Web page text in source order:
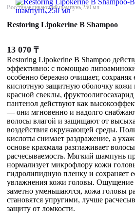
Восстанавливающий шампунь,250 мл
Restoring Lipokerine B Shampoo
13 070 ₸
Restoring Lipokerine B Shampoo
эффективно: с помощью
особенно бережно очищает, сохраняя
кислотную защитную оболочку кожи
красной свеклы,
пантенол действуют как
— они мгновенно и надолго
волосы влагой и защищают от
воздействия окружающей среды.
кислоты снимает раздражение, а
основе крахмала разглаживает
расчесываемость. Мягкий шампунь
нормализует микрофлору кожи
гидролипидную пленку и сохраняет
увлажнения кожи головы. Ощущение
заметно уменьшаются, кожа головы
становятся упругими, лучше
защиту от ломкости.